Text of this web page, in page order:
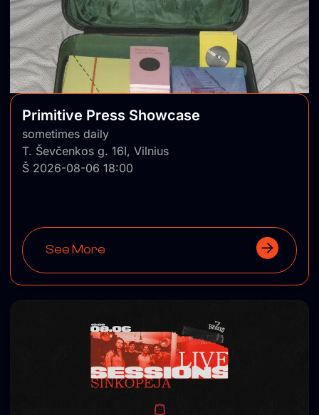
Primitive Press Showcase
sometimes daily
T. Ševčenkos g. 16I, Vilnius
Š 2026-08-06 18:00
See More